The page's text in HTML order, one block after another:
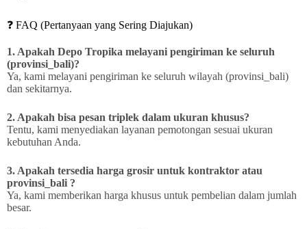
❓ FAQ (Pertanyaan yang Sering Diajukan)
1. Apakah Depo Tropika melayani pengiriman ke seluruh
(provinsi_bali)?
Ya, kami melayani pengiriman ke seluruh wilayah (provinsi_bali)
dan sekitarnya.
2. Apakah bisa pesan triplek dalam ukuran khusus?
Tentu, kami menyediakan layanan pemotongan sesuai ukuran
kebutuhan Anda.
3. Apakah tersedia harga grosir untuk kontraktor atau
provinsi_bali ?
Ya, kami memberikan harga khusus untuk pembelian dalam jumlah
besar.